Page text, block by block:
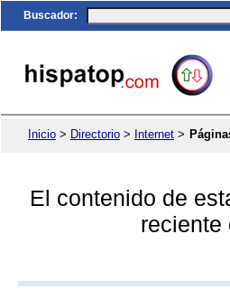
Buscador:
Inicio > Directorio > Internet >
El contenido de
reciente